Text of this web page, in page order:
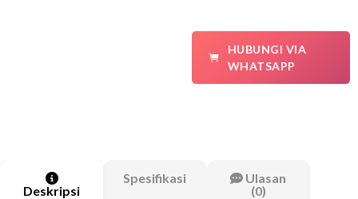
HUBUNGI VIA
WHATSAPP
Deskripsi
Spesifikasi
Ulasan
(0)